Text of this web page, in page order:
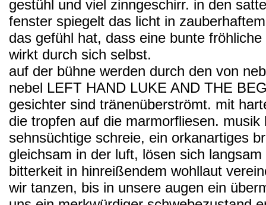
gestühl und viel zinngeschirr. in den
fenster spiegelt das licht in
das gefühl hat, dass eine bunte
wirkt durch sich selbst.
auf der bühne werden durch den von
nebel LEFT HAND LUKE AND THE
gesichter sind tränenüberströmt. mit
die tropfen auf die marmorfliesen.
sehnsüchtige schreie, ein orkanartiges
gleichsam in der luft, lösen sich
bitterkeit in hinreißendem wohllaut
wir tanzen, bis in unsere augen ein